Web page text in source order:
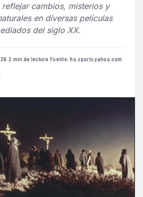
reflejar cambios, misterios y
en diversas películas
del siglo XX.
·2 min de lectura ·Fuente:hu.sports.yahoo.com